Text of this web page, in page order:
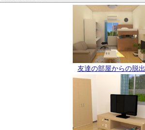
友達の部屋からの脱出